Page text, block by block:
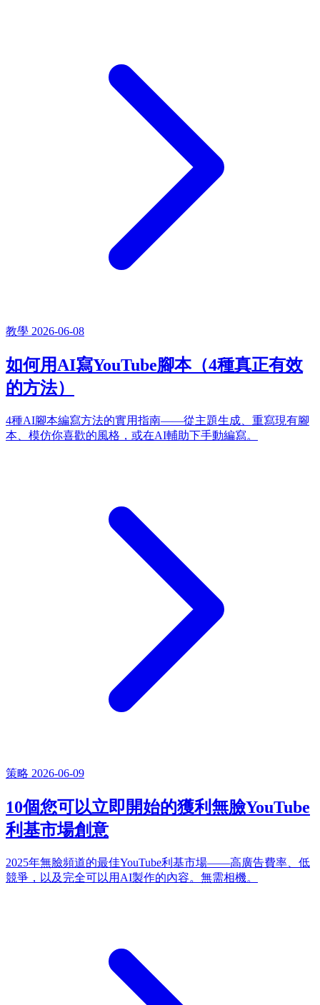
教學 2026-06-08
如何用AI寫YouTube腳本（4種真正有效
的方法）
4種AI腳本編寫方法的實用指南——從主題生成、重寫現有腳
本、模仿你喜歡的風格，或在AI輔助下手動編寫。
策略 2026-06-09
10個您可以立即開始的獲利無臉YouTube
利基市場創意
2025年無臉頻道的最佳YouTube利基市場——高廣告費率、低
競爭，以及完全可以用AI製作的內容。無需相機。